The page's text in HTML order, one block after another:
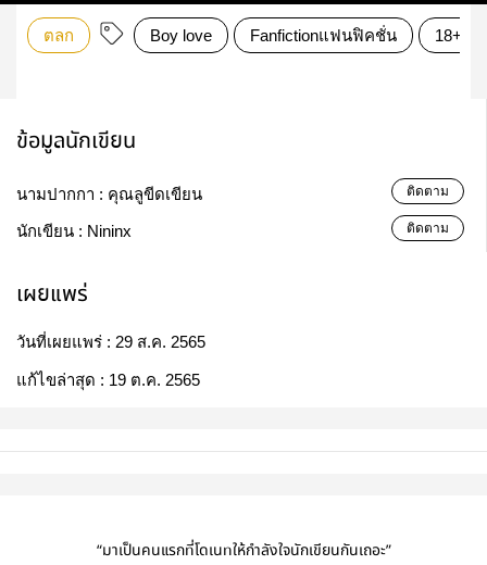
ตลก Boy love Fanfictionแฟนฟิคชั่น 18+
ข้อมูลนักเขียน
นามปากกา : คุณลูขีดเขียน ติดตาม
นักเขียน : Nininx ติดตาม
เผยแพร่
วันที่เผยแพร่ : 29 ส.ค. 2565
แก้ไขล่าสุด : 19 ต.ค. 2565
“มาเป็นคนแรกที่โดเนทให้กำลังใจนักเขียนกันเถอะ”